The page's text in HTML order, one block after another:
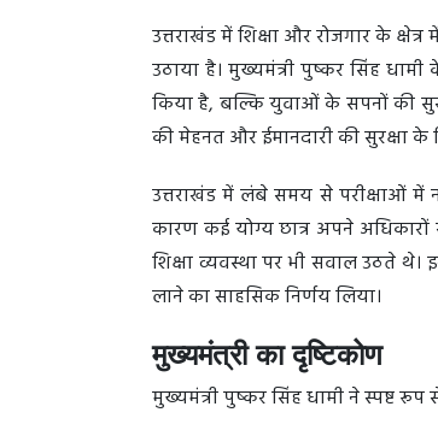
उत्तराखंड में शिक्षा और रोजगार के
उठाया है। मुख्यमंत्री पुष्कर सिंह
किया है, बल्कि युवाओं के सपनों की
की मेहनत और ईमानदारी की सुरक्षा
उत्तराखंड में लंबे समय से परीक्षाओं में
कारण कई योग्य छात्र अपने
शिक्षा व्यवस्था पर भी सवाल उठते
लाने का साहसिक निर्णय लिया।
मुख्यमंत्री का दृष्टिकोण
मुख्यमंत्री पुष्कर सिंह धामी ने स्पष्ट रूप